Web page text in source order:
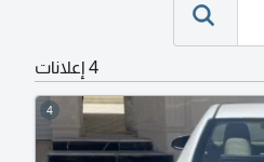
4 إعلانات
4